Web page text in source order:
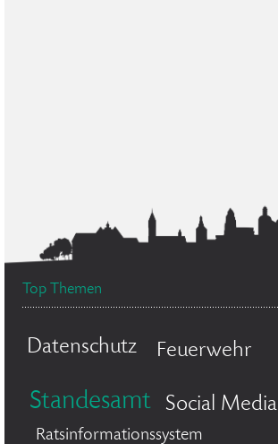
Top Themen
Datenschutz Feuerwehr
Standesamt Social Media
Ratsinformationssystem